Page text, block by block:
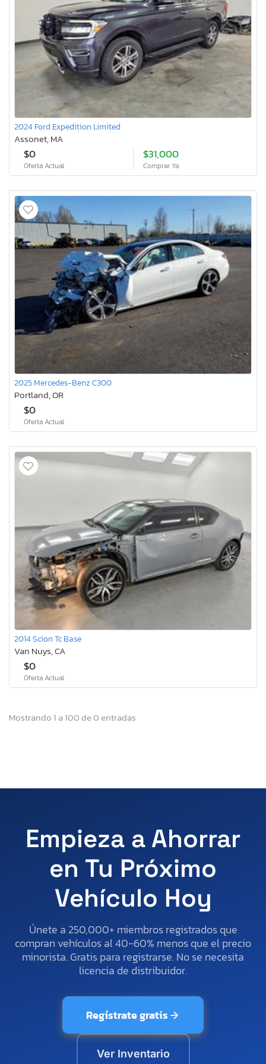
2024 Ford Expedition Limited
Assonet, MA
$0
Oferta Actual
$31,000
Comprar Ya
2025 Mercedes-Benz C300
Portland, OR
$0
Oferta Actual
2014 Scion Tc Base
Van Nuys, CA
$0
Oferta Actual
Mostrando 1 a 100 de 0 entradas
Empieza a Ahorrar
en Tu Próximo
Vehículo Hoy
Únete a 250,000+ miembros registrados que
compran vehículos al 40-60% menos que el precio
minorista. Gratis para registrarse. No se necesita
licencia de distribuidor.
Regístrate gratis
Ver Inventario